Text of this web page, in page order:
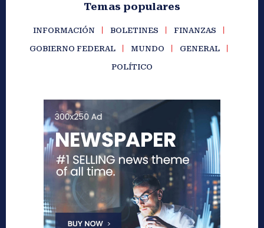
Temas populares
INFORMACIÓN BOLETINES FINANZAS
GOBIERNO FEDERAL MUNDO GENERAL
POLÍTICO